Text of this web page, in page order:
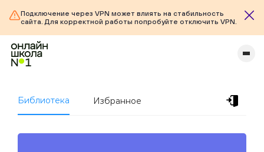
Подключение через VPN может влиять на стабильность
сайта. Для корректной работы попробуйте отключить VPN.
Библиотека Избранное